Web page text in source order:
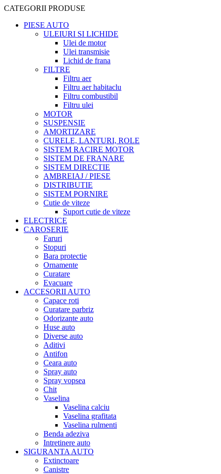
CATEGORII PRODUSE
PIESE AUTO
ULEIURI SI LICHIDE
Ulei de motor
Ulei transmisie
Lichid de frana
FILTRE
Filtru aer
Filtru aer habitaclu
Filtru combustibil
Filtru ulei
MOTOR
SUSPENSIE
AMORTIZARE
CURELE, LANTURI, ROLE
SISTEM RACIRE MOTOR
SISTEM DE FRANARE
SISTEM DIRECTIE
AMBREIAJ / PIESE
DISTRIBUTIE
SISTEM PORNIRE
Cutie de viteze
Suport cutie de viteze
ELECTRICE
CAROSERIE
Faruri
Stopuri
Bara protectie
Ornamente
Curatare
Evacuare
ACCESORII AUTO
Capace roti
Curatare parbriz
Odorizante auto
Huse auto
Diverse auto
Aditivi
Antifon
Ceara auto
Spray auto
Spray vopsea
Chit
Vaselina
Vaselina calciu
Vaselina grafitata
Vaselina rulmenti
Benda adeziva
Intretinere auto
SIGURANTA AUTO
Extinctoare
Canistre